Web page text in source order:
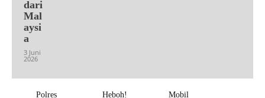
dari
Mal
aysi
a
3 Juni
2026
Polres
Heboh!
Mobil